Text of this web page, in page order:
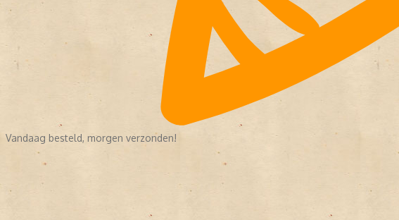
Vandaag besteld, morgen verzonden!